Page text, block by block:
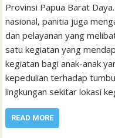
Provinsi Papua Barat
nasional, panitia juga
dan pelayanan yang
satu kegiatan yang
kegiatan bagi anak-anak
kepedulian terhadap
lingkungan sekitar lokasi
READ MORE